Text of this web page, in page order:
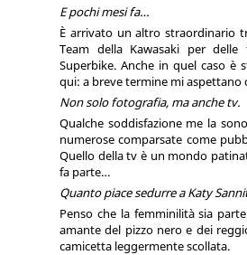
E pochi mesi fa…
È arrivato un altro straordinario
Team della Kawasaki per
Superbike. Anche in quel caso
qui: a breve termine mi
Non solo fotografia, ma anche tv.
Qualche soddisfazione me la
numerose comparsate come
Quello della tv è un mondo
fa parte…
Quanto piace sedurre a Katy
Penso che la femminilità sia
amante del pizzo nero e dei
camicetta leggermente scollata.